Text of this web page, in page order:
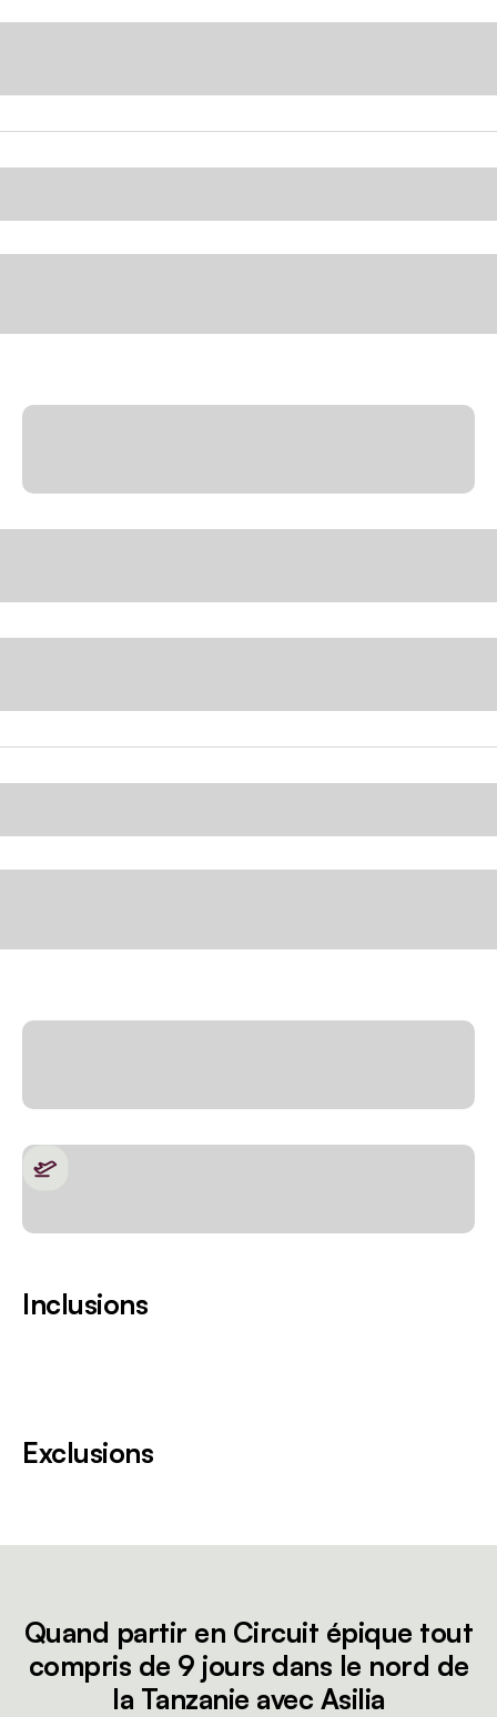
Inclusions
Exclusions
Quand partir en Circuit épique tout
compris de 9 jours dans le nord de
la Tanzanie avec Asilia